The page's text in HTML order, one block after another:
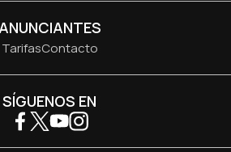
ANUNCIANTES
TarifasContacto
SÍGUENOS EN